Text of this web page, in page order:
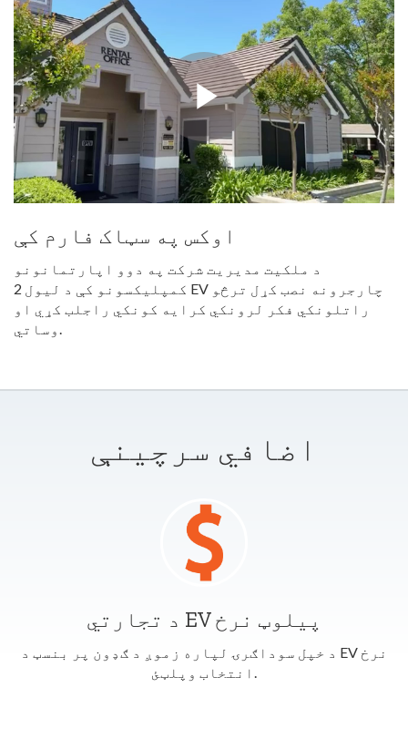
اوکس په سټاک فارم کې
د ملکیت مدیریت شرکت په دوو اپارتمانونو
کمپلیکسونو کې د لیول 2 EV چارجرونه نصب کړل ترڅو
راتلونکي فکر لرونکي کرایه کونکي راجلب کړي او
اضافي سرچینې
د تجارتي EV پیلوټ نرخ
د خپل سوداګرۍ لپاره زموږ د ګډون پر بنسټ د EV نرخ